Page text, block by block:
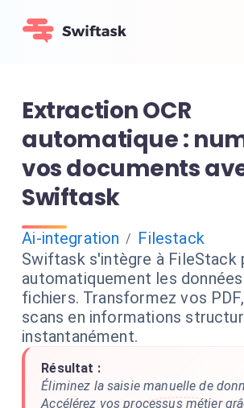
Extraction OCR
automatique :
vos documents
Swiftask
Ai-integration / Filestack
Swiftask s'intègre à FileStack
automatiquement les
fichiers. Transformez vos
scans en informations
instantanément.
Résultat :
Éliminez la saisie manuelle de
Accélérez vos processus métier